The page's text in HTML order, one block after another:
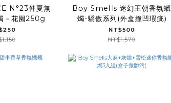
N°23仲夏無
－花園250g
Boy Smells 迷幻王朝香氛蠟
燭-驕傲系列(外盒撞凹瑕疵)
NT$500
NT$1,570